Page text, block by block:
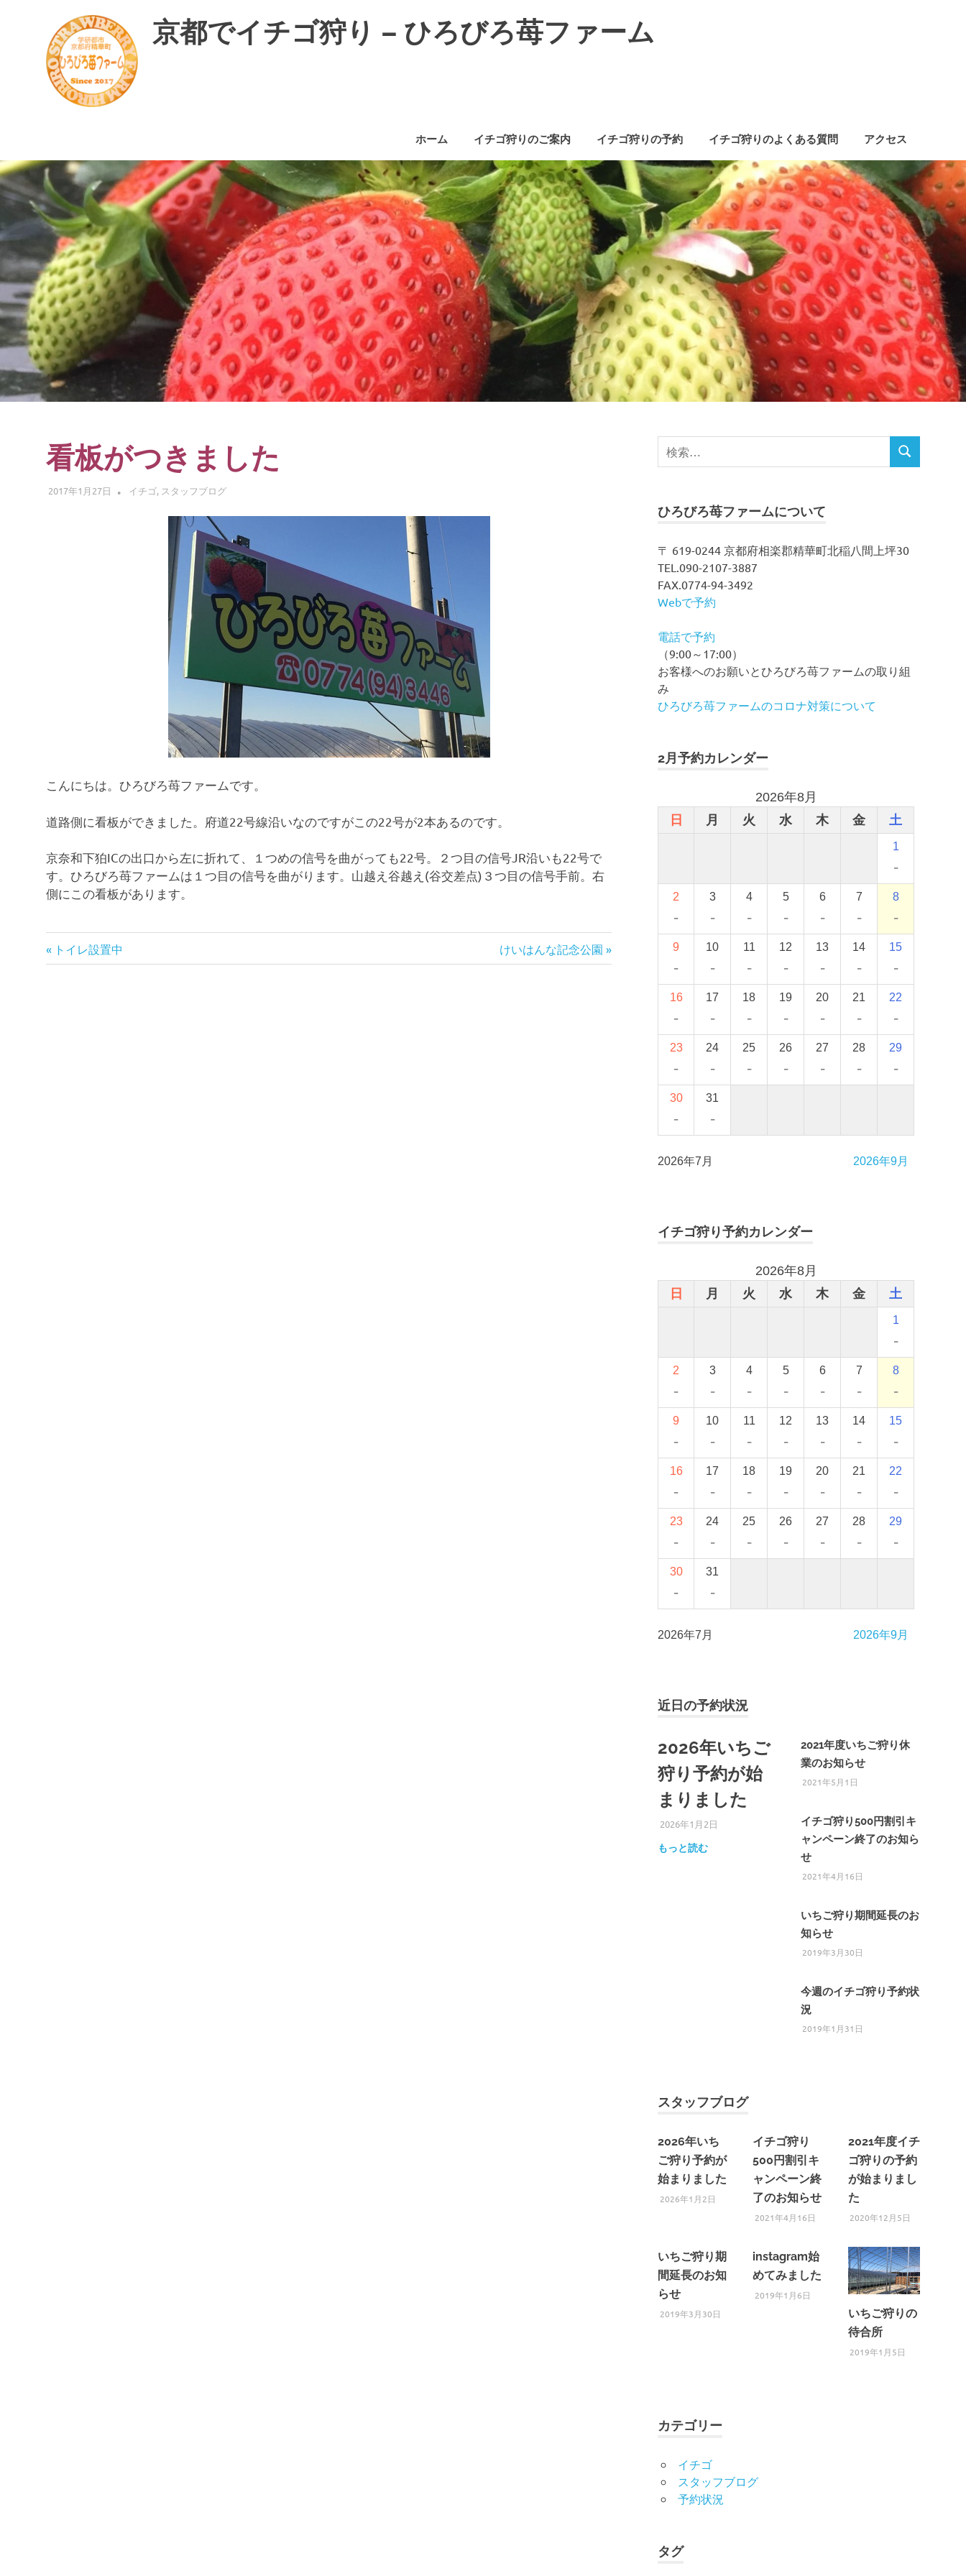
プ
京都でイチゴ狩り – ひろびろ苺ファーム
で
美
味
し
い
イ
チ
ゴ
摘
み
体
験
ホーム イチゴ狩りのご案内 イチゴ狩りの予約 イチゴ狩りのよくある質問 アクセス
看板がつきました
2017年1月27日 ADMIN
イチゴ, スタッフブログ
こんにちは。ひろびろ苺ファームです。
道路側に看板ができました。府道22号線沿いなのですがこの22号が2本あるのです。
京奈和下狛ICの出口から左に折れて、１つめの信号を曲がっても22号。２つ目の信号JR沿いも22号で
す。ひろびろ苺ファームは１つ目の信号を曲がります。山越え谷越え(谷交差点)３つ目の信号手前。右
側にこの看板があります。
チ
投
前
の
トイレ設置中
次
の
けいはんな記念公園
検
索
検
索
ひろびろ苺ファームについて
〒 619-0244 京都府相楽郡精華町北稲八間上坪30
TEL.090-2107-3887
FAX.0774-94-3492
Webで予約
電話で予約
（9:00～17:00）
お客様へのお願いとひろびろ苺ファームの取り組
み
ひろびろ苺ファームのコロナ対策について
2月予約カレンダー
2026年8月
日
月 火 水 木 金 土
1
-
2
-
3
-
4
-
5
-
6
-
7
-
8
-
9
-
10
-
11
-
12
-
13
-
14
-
15
-
16
-
17
-
18
-
19
-
20
-
21
-
22
-
23
-
24
-
25
-
26
-
27
-
28
-
29
-
30
-
31
-
2026年7月 2026年9月
イチゴ狩り予約カレンダー
2026年8月
日
月 火 水 木 金 土
1
-
2
-
3
-
4
-
5
-
6
-
7
-
8
-
9
-
10
-
11
-
12
-
13
-
14
-
15
-
16
-
17
-
18
-
19
-
20
-
21
-
22
-
23
-
24
-
25
-
26
-
27
-
28
-
29
-
30
-
31
-
2026年7月 2026年9月
近日の予約状況
2026年いちご
狩り予約が始
まりました
2026年1月2日 ひろびろ苺ファーム
もっと読む
2021年度いちご狩り休
業のお知らせ
2021年5月1日
イチゴ狩り500円割引キ
ャンペーン終了のお知ら
せ
2021年4月16日
いちご狩り期間延長のお
知らせ
2019年3月30日
今週のイチゴ狩り予約状
況
2019年1月31日
スタッフブログ
2026年いち
ご狩り予約が
始まりました
2026年1月2日
イチゴ狩り
500円割引キ
ャンペーン終
了のお知らせ
2021年4月16日
2021年度イチ
ゴ狩りの予約
が始まりまし
た
2020年12月5日
いちご狩り期
間延長のお知
らせ
2019年3月30日
instagram始
めてみました
2019年1月6日
いちご狩りの
待合所
2019年1月5日
カテゴリー
イチゴ
スタッフブログ
予約状況
タグ